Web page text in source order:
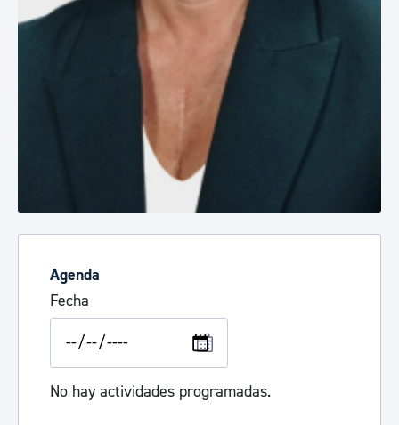
Agenda
Fecha
No hay actividades programadas.